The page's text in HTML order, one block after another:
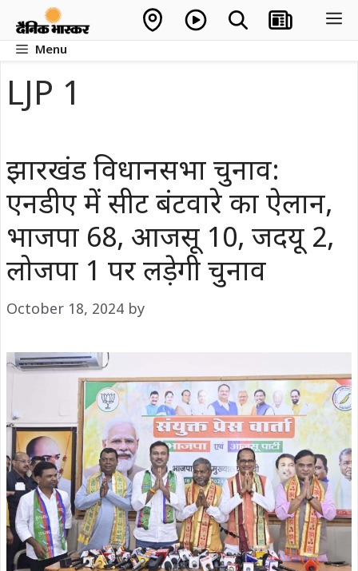
contentMenu
LJP 1
झारखंड विधानसभा चुनाव:
एनडीए में सीट बंटवारे का ऐलान,
भाजपा 68, आजसू 10, जदयू 2,
लोजपा 1 पर लड़ेगी चुनाव
October 18, 2024 by